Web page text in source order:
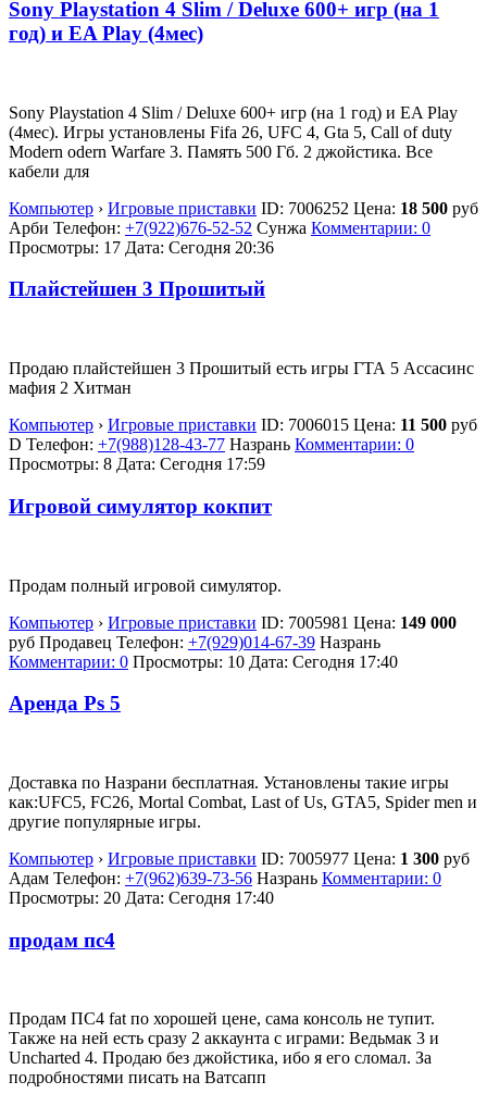
Sony Playstation 4 Slim / Deluxe 600+ игр (на 1
год) и EA Play (4мес)
Sony Playstation 4 Slim / Deluxe 600+ игр (на 1 год) и EA Play
(4мес). Игры установлены Fifa 26, UFC 4, Gta 5, Call of duty
Modern odern Warfare 3. Память 500 Гб. 2 джойстика. Все
кабели для
Компьютер › Игровые приставки ID: 7006252 Цена: 18 500 руб
Арби Телефон: +7(922)676-52-52 Сунжа Комментарии: 0
Просмотры: 17 Дата: Сегодня 20:36
Плайстейшен 3 Прошитый
Продаю плайстейшен 3 Прошитый есть игры ГТА 5 Ассасинс
мафия 2 Хитман
Компьютер › Игровые приставки ID: 7006015 Цена: 11 500 руб
D Телефон: +7(988)128-43-77 Назрань Комментарии: 0
Просмотры: 8 Дата: Сегодня 17:59
Игровой симулятор кокпит
Продам полный игровой симулятор.
Компьютер › Игровые приставки ID: 7005981 Цена: 149 000
руб Продавец Телефон: +7(929)014-67-39 Назрань
Комментарии: 0 Просмотры: 10 Дата: Сегодня 17:40
Аренда Ps 5
Доставка по Назрани бесплатная. Установлены такие игры
как:UFC5, FC26, Mortal Combat, Last of Us, GTA5, Spider men и
другие популярные игры.
Компьютер › Игровые приставки ID: 7005977 Цена: 1 300 руб
Адам Телефон: +7(962)639-73-56 Назрань Комментарии: 0
Просмотры: 20 Дата: Сегодня 17:40
продам пс4
Продам ПС4 fat по хорошей цене, сама консоль не тупит.
Также на ней есть сразу 2 аккаунта с играми: Ведьмак 3 и
Uncharted 4. Продаю без джойстика, ибо я его сломал. За
подробностями писать на Ватсапп